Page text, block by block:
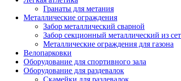
Гранаты для метания
Металлические ограждения
Забор металлический сварной
Забор секционный металлический из
Металлические ограждения для газона
Велопарковки
Оборудование для спортивного зала
Оборудование для раздевалок
Скамейки для раздевалок